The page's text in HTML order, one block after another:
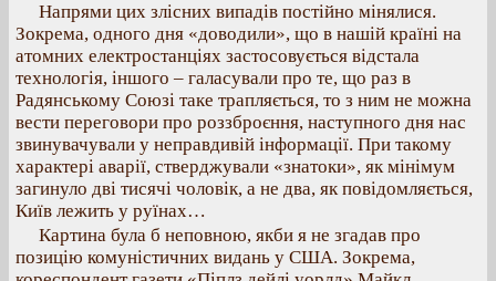
Напрями цих злісних випадів постійно мінялися.
Зокрема, одного дня «доводили», що в нашій країні на
атомних електростанціях застосовується відстала
технологія, іншого – галасували про те, що раз в
Радянському Союзі таке трапляється, то з ним не можна
вести переговори про роззброєння, наступного дня нас
звинувачували у неправдивій інформації. При такому
характері аварії, стверджували «знатоки», як мінімум
загинуло дві тисячі чоловік, а не два, як повідомляється,
Київ лежить у руїнах…
Картина була б неповною, якби я не згадав про
позицію комуністичних видань у США. Зокрема,